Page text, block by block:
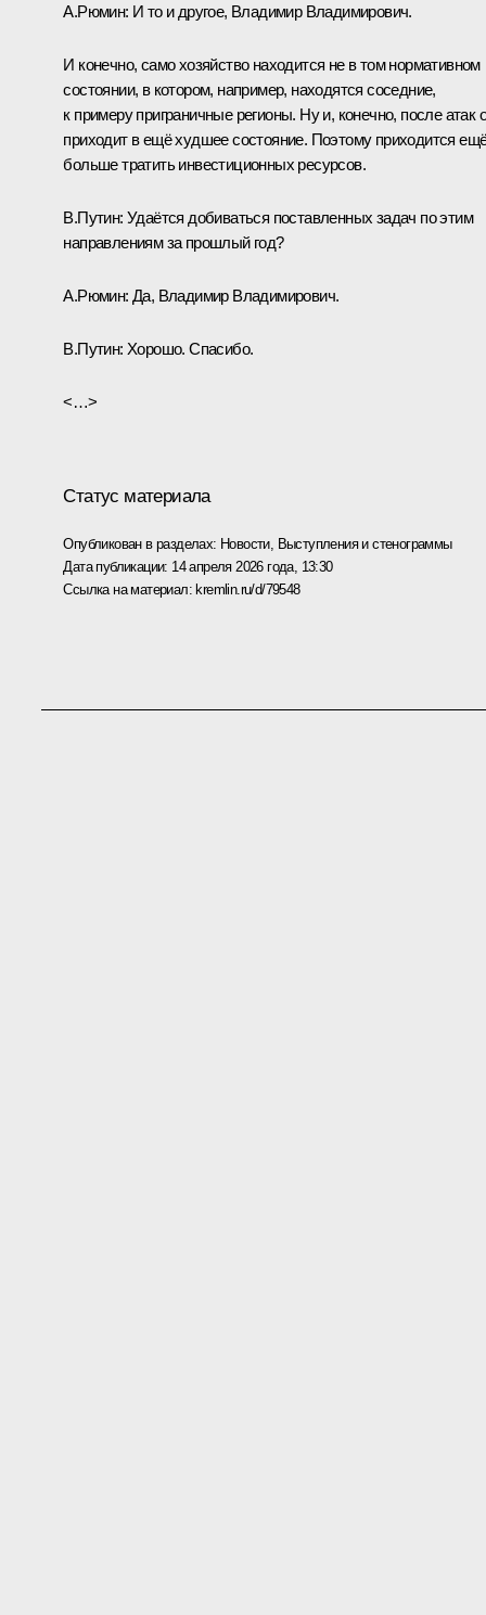
А.Рюмин: И то и другое, Владимир Владимирович.
И конечно, само хозяйство находится не в том нормативном
состоянии, в котором, например, находятся соседние,
к примеру приграничные регионы. Ну и, конечно, после атак
приходит в ещё худшее состояние. Поэтому приходится
больше тратить инвестиционных ресурсов.
В.Путин: Удаётся добиваться поставленных задач по этим
направлениям за прошлый год?
А.Рюмин: Да, Владимир Владимирович.
В.Путин: Хорошо. Спасибо.
<…>
Статус материала
Опубликован в разделах: Новости, Выступления и стенограммы
Дата публикации: 14 апреля 2026 года, 13:30
Ссылка на материал: kremlin.ru/d/79548